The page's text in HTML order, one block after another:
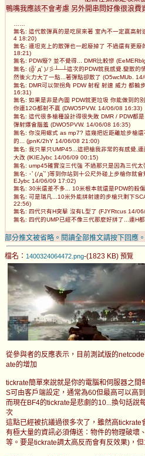
鴨嘴我應該不會考慮 另外開串問好像很浪費
……
無名: 這代散彈真的是吃屎來著 室內不一定贏高
4 18:20)
無名: 連坦克上的散彈也一起廢掉了 不過還有更
18:21)
無名: PDW廢? 並不覺得... DMR比較慘
無名: (╬ﾟдﾟ)ﾉ彡┴─┴這次的PDW就我感覺.變散的
然後火力大了一點...著彈點卻散了 (O5wcMUb.
無名: DMR可以架拐角 PDW 射程 射速 威力 都輸
16:31)
無名: 如果是非是內圖 PDW就更垃圾 你能做到的
你連12G都射不贏 (DWO5PVW. 14/06/08 16:33)
無名: 這代很多槍種設計得很失敗 DMR / PDW都
彈射爆會腦羞 (DWO5PVW. 14/06/08 16:35)
無名: 你沒用蠍式 as mp7? 這幾把近距離尬步槍
的... (jpnK/2hY 14/06/08 21:00)
無名: 我只單只UMP45...這把槍我非常的有感覺,
大改 (lKIEJybc 14/06/09 00:15)
無名: ump45確實沒三代強 不過那只是因為三代
無名: ･ﾟ(ﾉд`ﾟ)等到你站到十公尺外碰上步槍你就
EJybc 14/06/09 17:02)
無名: 30米還差不多... 10米根本就還是PDW的殺
無名: 可是瑞凡...10米外能拼射速的步槍只剩下
22:56)
無名: 四代只有H突擊 沒有L型了 (FJYRtcus 14/
無名: 四代的UMP已經不像三代那麼好拼了...連H
部分推文被省略。閱讀全部推文請按下回應。
檔名： 1400324064472.png-(1823 KB) 預覽
從參與者的反應表示，目前測試版的
ate的增加
tickrate簡單來說就是你的電腦和伺服器之
S可由客戶端設定，通常為60但最高可以高
而現在BF4的tickrate是悲劇的10...換句話說
次
這點已經被抗議過很多次了，雖然高
有極大量的資訊必須傳送：物件的物理破壞
等。要是tickrate調太高反而會有反效果)，